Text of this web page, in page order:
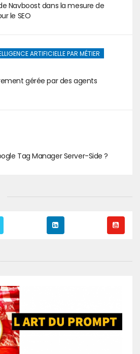
Navboost dans la mesure de
le SEO
ARTIFICIELLE PAR MÉTIER
gérée par des agents
Tag Manager Server-Side ?